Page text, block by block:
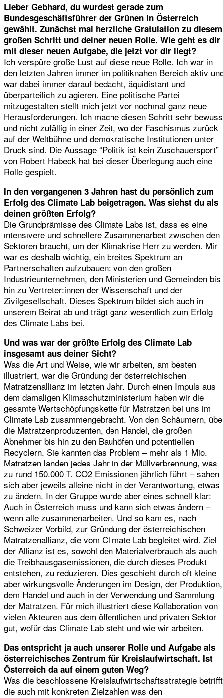
Lieber Gebhard, du wurdest gerade zum
Bundesgeschäftsführer der Grünen in Österreich
gewählt. Zunächst mal herzliche Gratulation zu diesem
großen Schritt und deiner neuen Rolle. Wie geht es dir
mit dieser neuen Aufgabe, die jetzt vor dir liegt?
Ich verspüre große Lust auf diese neue Rolle. Ich war in
den letzten Jahren immer im politiknahen Bereich aktiv
war dabei immer darauf bedacht, äquidistant und
überparteilich zu agieren. Eine politische Partei
mitzugestalten stellt mich jetzt vor nochmal ganz neue
Herausforderungen. Ich mache diesen Schritt sehr
und nicht zufällig in einer Zeit, wo der Faschismus zurück
auf der Weltbühne und demokratische Institutionen unter
Druck sind. Die Aussage “Politik ist kein Zuschauersport”
von Robert Habeck hat bei dieser Überlegung auch eine
Rolle gespielt.
In den vergangenen 3 Jahren hast du persönlich zum
Erfolg des Climate Lab beigetragen. Was siehst du als
deinen größten Erfolg?
Die Grundprämisse des Climate Labs ist, dass es eine
intensivere und schnellere Zusammenarbeit zwischen den
Sektoren braucht, um der Klimakrise Herr zu werden. Mir
war es deshalb wichtig, ein breites Spektrum an
Partnerschaften aufzubauen: von den großen
Industrieunternehmen, den Ministerien und Gemeinden bis
hin zu Vertreter:innen der Wissenschaft und der
Zivilgesellschaft. Dieses Spektrum bildet sich auch in
unserem Beirat ab und trägt ganz wesentlich zum Erfolg
des Climate Labs bei.
Und was war der größte Erfolg des Climate Lab
insgesamt aus deiner Sicht?
Was die Art und Weise, wie wir arbeiten, am besten
illustriert, war die Gründung der österreichischen
Matratzenallianz im letzten Jahr. Durch einen Impuls aus
dem damaligen Klimaschutzministerium haben wir die
gesamte Wertschöpfungskette für Matratzen bei uns im
Climate Lab zusammengebracht. Von den Schäumern,
die Matratzenproduzenten, den Handel, die großen
Abnehmer bis hin zu den Bauhöfen und potentiellen
Recyclern. Sie kannten das Problem – mehr als 1 Mio.
Matratzen landen jedes Jahr in der Müllverbrennung, was
zu rund 150.000 T. CO2 Emissionen jährlich führt – sahen
sich aber jeweils alleine nicht in der Verantwortung, etwas
zu ändern. In der Gruppe wurde aber eines schnell klar:
Auch in Österreich muss und kann sich etwas ändern –
wenn alle zusammenarbeiten. Und so kam es, nach
Schweizer Vorbild, zur Gründung der österreichischen
Matratzenallianz, die vom Climate Lab begleitet wird. Ziel
der Allianz ist es, sowohl den Materialverbrauch als auch
die Treibhausgasemissionen, die durch dieses Produkt
entstehen, zu reduzieren. Dies geschieht durch oft kleine
aber wirkungsvolle Änderungen im Design, der Produktion,
dem Handel und auch in der Verwendung und Sammlung
der Matratzen. Für mich illustriert diese Kollaboration von
vielen Akteuren aus dem öffentlichen und privaten Sektor
gut, wofür das Climate Lab steht und wie wir arbeiten.
Das entspricht ja auch unserer Rolle und Aufgabe als
österreichisches Zentrum für Kreislaufwirtschaft. Ist
Österreich da auf einem guten Weg?
Was die beschlossene Kreislaufwirtschaftsstrategie
die auch mit konkreten Zielzahlen was den